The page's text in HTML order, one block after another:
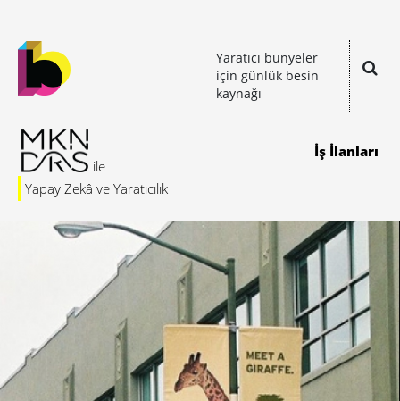
Yaratıcı bünyeler
için günlük besin
kaynağı
Yapay Zekâ ve Yaratıcılık
İş İlanları